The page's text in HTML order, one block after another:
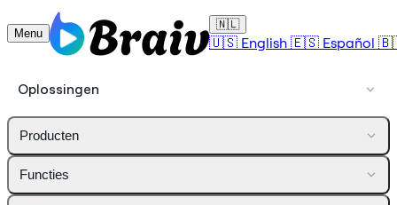
Menu
🇳🇱
🇺🇸 English 🇪🇸 Español
Oplossingen
Producten
Functies